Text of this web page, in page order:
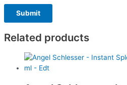
Related products